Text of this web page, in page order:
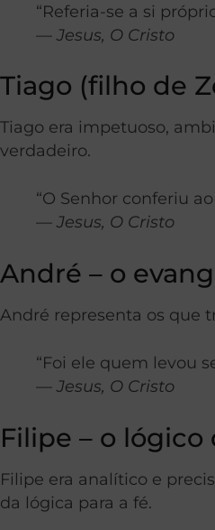
“Referia-se a si
—Jesus, O Cristo
Tiago (filho de
Tiago era impetuoso,
verdadeiro.
“O Senhor conferiu
—Jesus, O Cristo
André – o
André representa os que
“Foi ele quem levou
—Jesus, O Cristo
Filipe – o
Filipe era analítico e
da lógica para a fé.